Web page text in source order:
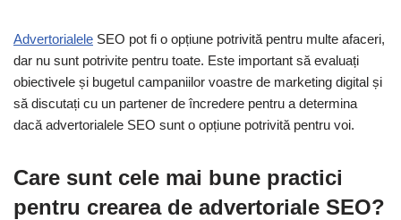
Advertorialele SEO pot fi o opțiune potrivită pentru multe afaceri,
dar nu sunt potrivite pentru toate. Este important să evaluați
obiectivele și bugetul campaniilor voastre de marketing digital și
să discutați cu un partener de încredere pentru a determina
dacă advertorialele SEO sunt o opțiune potrivită pentru voi.
Care sunt cele mai bune practici
pentru crearea de advertoriale SEO?